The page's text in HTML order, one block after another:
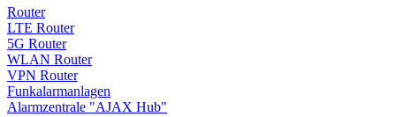
Router
LTE Router
5G Router
WLAN Router
VPN Router
Funkalarmanlagen
Alarmzentrale "AJAX Hub"